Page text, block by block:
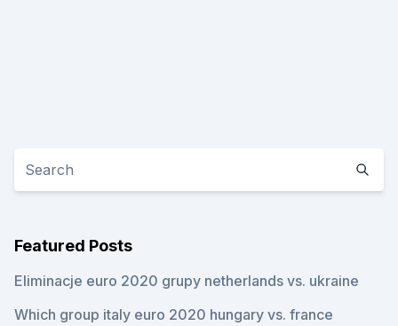
Featured Posts
Eliminacje euro 2020 grupy netherlands vs. ukraine
Which group italy euro 2020 hungary vs. france